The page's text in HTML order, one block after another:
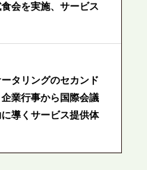
会を実施、サービス
タリングのセカンド
業行事から国際会議
導くサービス提供体